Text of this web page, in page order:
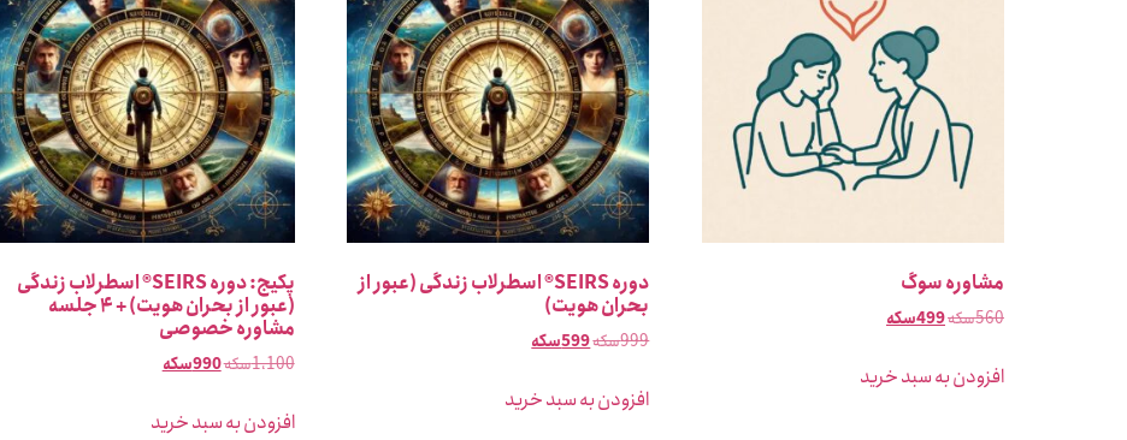
مشاوره سوگ
560سکه499سکه
افزودن به سبد خرید
دوره SEIRS® اسطرلاب زندگی (عبور از
بحران هویت)
999سکه599سکه
افزودن به سبد خرید
پکیج: دوره SEIRS® اسطرلاب زندگی
(عبور از بحران هویت) + ۴ جلسه
مشاوره خصوصی
1،100سکه990سکه
افزودن به سبد خرید